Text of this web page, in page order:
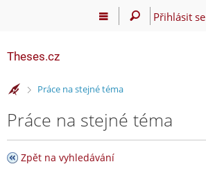
Přihlásit se
Theses.cz
>Práce na stejné téma
Práce na stejné téma
Zpět na vyhledávání